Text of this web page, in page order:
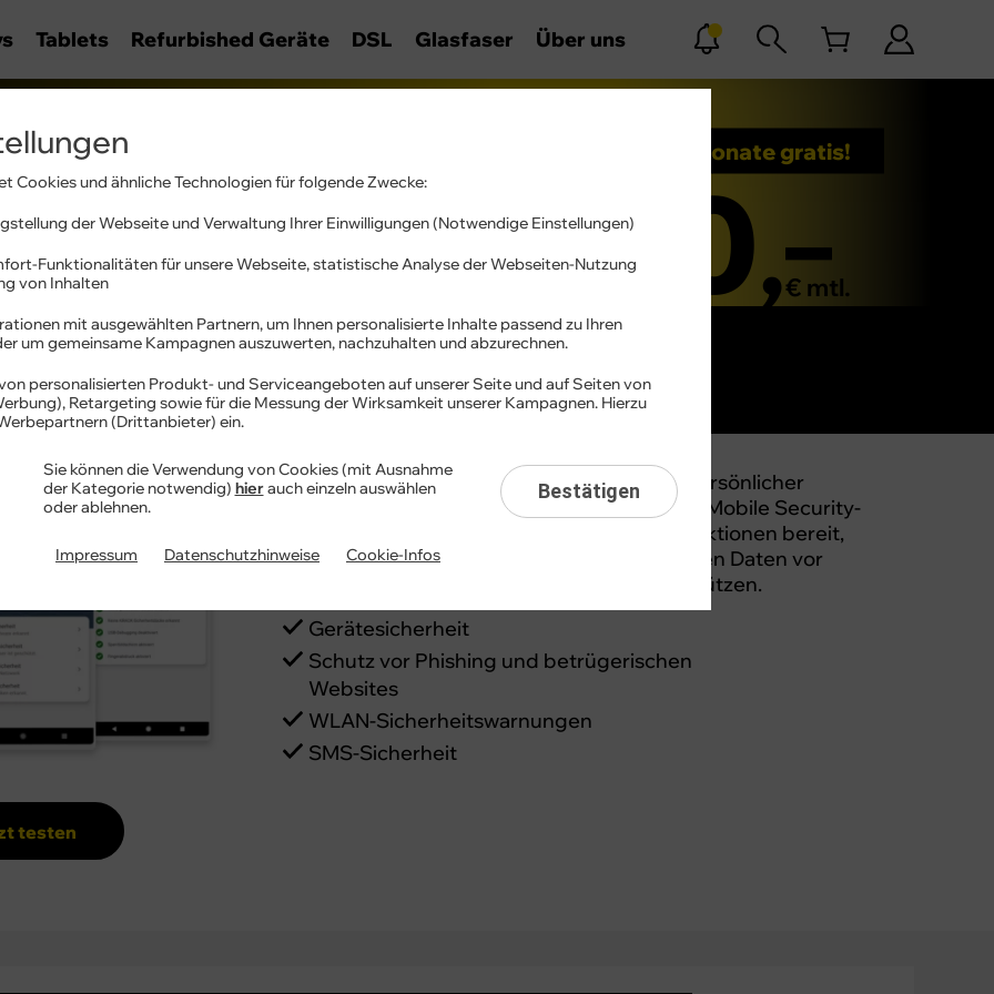
Tablets Refurbished Geräte DSL Glasfaser Über uns
,–
€ mtl.
0
3 Monate gratis!
vor Online-Bedrohungen
Online-Privatsphäre
testen
Ihre Mobilfunkgeräte enthalten eine Menge persönlicher
Daten, die gefährdet sein könnten. Die Norton Mobile Security-
App stellt leistungsstarke, effektive Schutzfunktionen bereit,
die Ihnen helfen, Ihr Gerät und Ihre persönlichen Daten vor
Cyberbedrohungen und Online-Betrug zu schützen.
Gerätesicherheit
Schutz vor Phishing und betrügerischen
Websites
WLAN-Sicherheitswarnungen
SMS-Sicherheit
Cookies und ähnliche Technologien für folgende Zwecke:
der Webseite und Verwaltung Ihrer Einwilligungen (Notwendige Einstellungen)
Funktionalitäten für unsere Webseite, statistische Analyse der Webseiten-Nutzung
von Inhalten
mit ausgewählten Partnern, um Ihnen personalisierte Inhalte passend zu Ihren
um gemeinsame Kampagnen auszuwerten, nachzuhalten und abzurechnen.
personalisierten Produkt- und Serviceangeboten auf unserer Seite und auf Seiten von
Retargeting sowie für die Messung der Wirksamkeit unserer Kampagnen. Hierzu
(Drittanbieter) ein.
Sie können die Verwendung von Cookies (mit Ausnahme
der Kategorie notwendig) hierauch einzeln auswählen
oder ablehnen.
Bestätigen
Impressum Datenschutzhinweise Cookie-Infos